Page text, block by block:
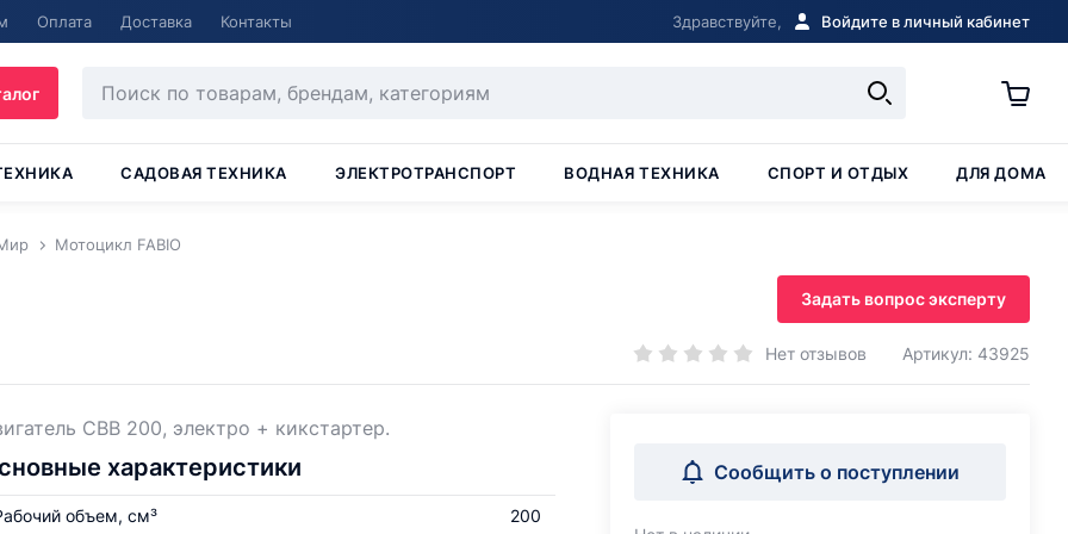
Оплата Доставка Контакты Здравствуйте, Войдите в личный кабинет
САДОВАЯ ТЕХНИКА ЭЛЕКТРОТРАНСПОРТ ВОДНАЯ ТЕХНИКА СПОРТ И ОТДЫХ ДЛЯ ДОМА
Мотоцикл FABIO
Задать вопрос эксперту
Нет отзывов Артикул: 43925
CBB 200, электро + кикстартер.
характеристики
объем, см³ 200
Сообщить о поступлении